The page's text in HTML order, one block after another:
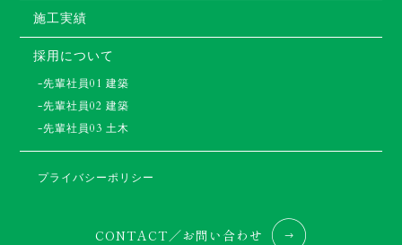
施工実績
採用について
-先輩社員01 建築
-先輩社員02 建築
-先輩社員03 土木
プライバシーポリシー
CONTACT／お問い合わせ